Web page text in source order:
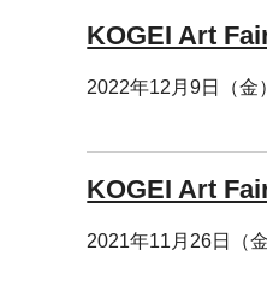
KOGEI Art
2022年12月9日（金
KOGEI Art
2021年11月26日（